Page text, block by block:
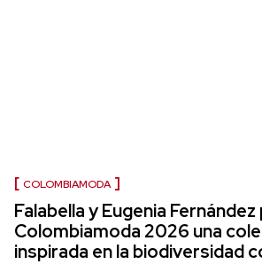
COLOMBIAMODA
Falabella y Eugenia
Colombiamoda 2026 una
inspirada en la biodiversidad